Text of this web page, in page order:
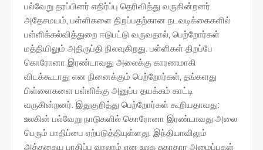
பல்வேறு தரப்பினர் எதிர்ப்பு தெரிவித்து வருகின்றனர்.
அதேசமயம், பள்ளிகளை திறப்பதற்கான நடவடிக்கைகளில்
பள்ளிக்கல்வித்துறை ஈடுபட்டு வருவதால், பெற்றோர்கள்
மத்தியிலும் அதிருப்தி நிலவுகிறது. பள்ளிகள் திறப்பே
கொரோனா இரண்டாவது அலைக்கு காரணமாகி
விடக்கூடாது என நினைக்கும் பெற்றோர்கள், தங்களது
பிள்ளைகளை பள்ளிக்கு அனுப்ப தயக்கம் காட்டி
வருகின்றனர். இதுகுறித்து பெற்றோர்கள் கூறியதாவது:
உலகின் பல்வேறு நாடுகளில் கொரோனா இரண்டாவது அலை
பெரும் பாதிப்பை ஏற்படுத்தியுள்ளது. இந்தியாவிலும்
அத்தகைய பாதிப்பு வரலாம் என உலக சுகாதார அமைப்புகள்